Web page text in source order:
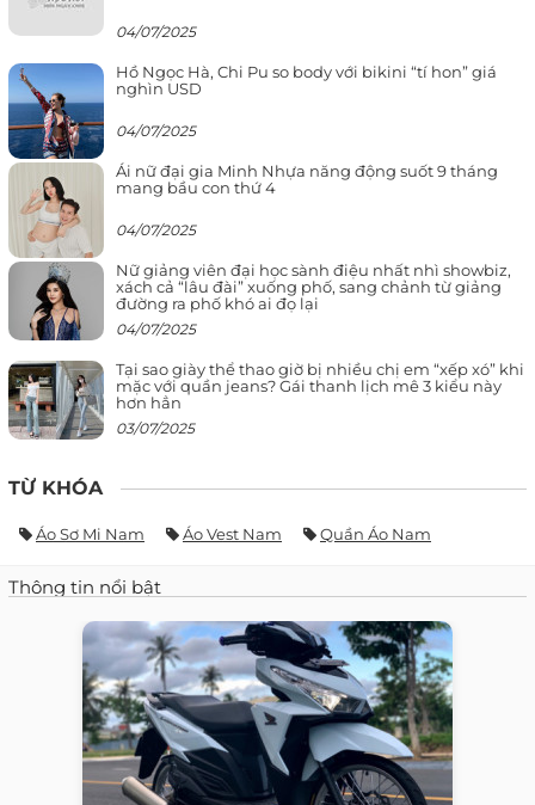
04/07/2025
Hồ Ngọc Hà, Chi Pu so body với bikini “tí hon” giá
nghìn USD
04/07/2025
Ái nữ đại gia Minh Nhựa năng động suốt 9 tháng
mang bầu con thứ 4
04/07/2025
Nữ giảng viên đại học sành điệu nhất nhì showbiz,
xách cả “lâu đài” xuống phố, sang chảnh từ giảng
đường ra phố khó ai đọ lại
04/07/2025
Tại sao giày thể thao giờ bị nhiều chị em “xếp xó” khi
mặc với quần jeans? Gái thanh lịch mê 3 kiểu này
hơn hẳn
03/07/2025
TỪ KHÓA
Áo Sơ Mi Nam Áo Vest Nam Quần Áo Nam
Thông tin nổi bật